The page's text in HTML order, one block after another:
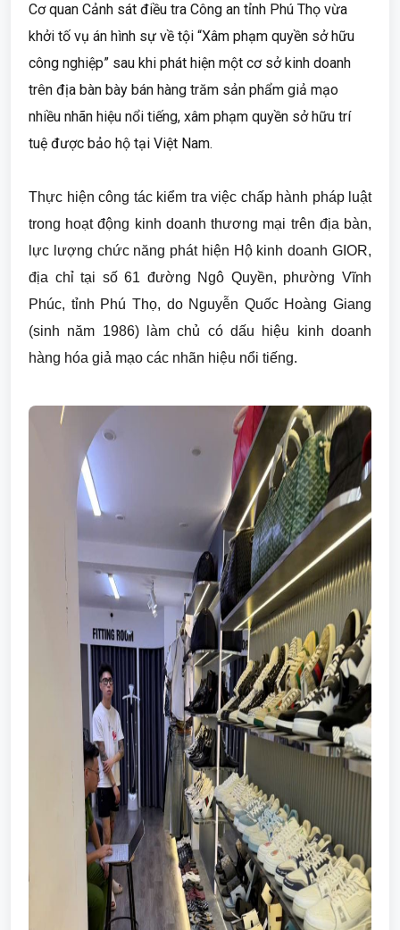
Cơ quan Cảnh sát điều tra Công an tỉnh Phú Thọ vừa
khởi tố vụ án hình sự về tội “Xâm phạm quyền sở hữu
công nghiệp” sau khi phát hiện một cơ sở kinh doanh
trên địa bàn bày bán hàng trăm sản phẩm giả mạo
nhiều nhãn hiệu nổi tiếng, xâm phạm quyền sở hữu trí
tuệ được bảo hộ tại Việt Nam.
Thực hiện công tác kiểm tra việc chấp hành pháp luật
trong hoạt động kinh doanh thương mại trên địa bàn,
lực lượng chức năng phát hiện Hộ kinh doanh GIOR,
địa chỉ tại số 61 đường Ngô Quyền, phường Vĩnh
Phúc, tỉnh Phú Thọ, do Nguyễn Quốc Hoàng Giang
(sinh năm 1986) làm chủ có dấu hiệu kinh doanh
hàng hóa giả mạo các nhãn hiệu nổi tiếng.